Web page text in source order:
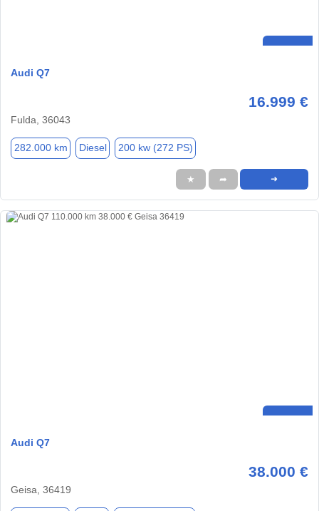
Audi Q7
16.999 €
Fulda, 36043
282.000 km Diesel 200 kw (272 PS)
★ ➦ ➜
Audi Q7
38.000 €
Geisa, 36419